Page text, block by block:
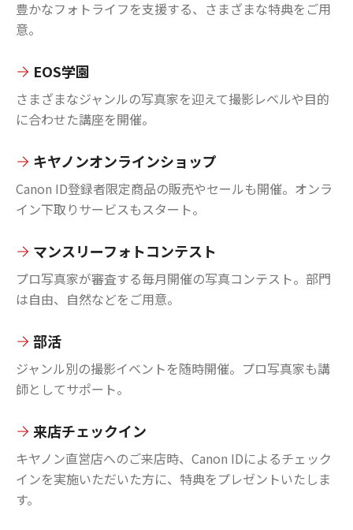
豊かなフォトライフを支援する、さまざまな特典をご用
意。
EOS学園
さまざまなジャンルの写真家を迎えて撮影レベルや目的
に合わせた講座を開催。
キヤノンオンラインショップ
Canon ID登録者限定商品の販売やセールも開催。オンラ
イン下取りサービスもスタート。
マンスリーフォトコンテスト
プロ写真家が審査する毎月開催の写真コンテスト。部門
は自由、自然などをご用意。
部活
ジャンル別の撮影イベントを随時開催。プロ写真家も講
師としてサポート。
来店チェックイン
キヤノン直営店へのご来店時、Canon IDによるチェック
インを実施いただいた方に、特典をプレゼントいたしま
す。